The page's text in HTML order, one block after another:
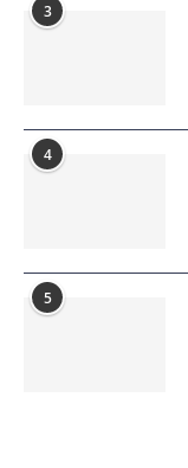
3
4
5